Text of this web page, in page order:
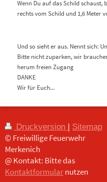
Wenn Du auf das Schild schaust,
rechts vom Schild und 1,6 Meter
Und so sieht er aus. Nennt sich:
Bitte nicht zuparken, wir
herum freien Zugang
DANKE
Wir für Euch...
Druckversion | Sitemap
© Freiwillige Feuerwehr
Merkenich
@ Kontakt: Bitte das
Kontaktformularnutzen